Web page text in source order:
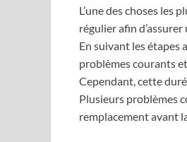
L’une des choses les
régulier afin
En suivant les
problèmes courants
Cependant, cette
Plusieurs problèmes
remplacement avant